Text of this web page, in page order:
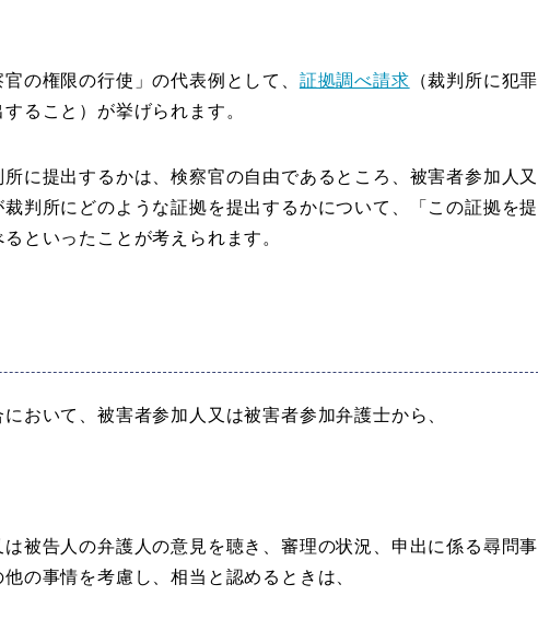
の権限の行使」の代表例として、 証拠調べ請求 （裁判所に犯罪
ること）が挙げられます。
に提出するかは、検察官の自由であるところ、被害者参加人又
判所にどのような証拠を提出するかについて、「この証拠を提
といったことが考えられます。
おいて、被害者参加人又は被害者参加弁護士から、
被告人の弁護人の意見を聴き、審理の状況、申出に係る尋問事
の事情を考慮し、相当と認めるときは、